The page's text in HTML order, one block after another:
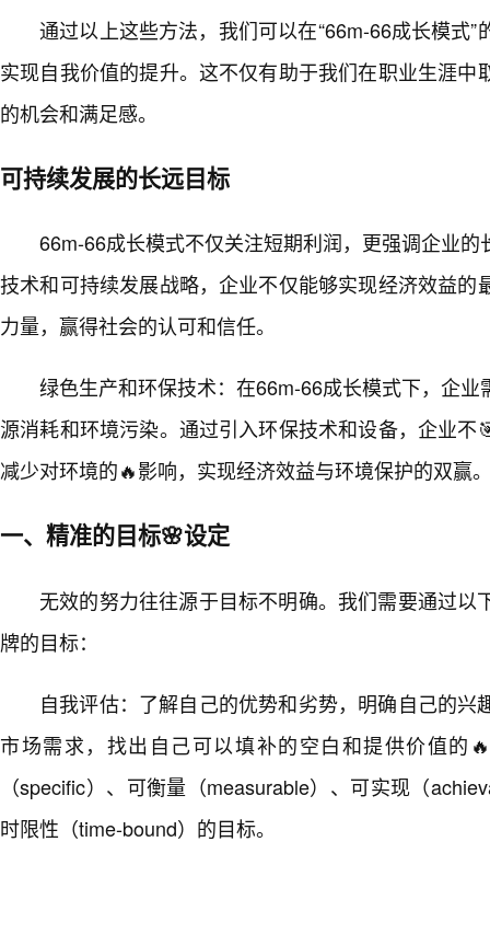
通过以上这些方法，我们可以在“66m-66成长模式
实现自我价值的提升。这不仅有助于我们在职业生涯中
的机会和满足感。
可持续发展的长远目标
66m-66成长模式不仅关注短期利润，更强调企业
技术和可持续发展战略，企业不仅能够实现经济效益的
力量，赢得社会的认可和信任。
绿色生产和环保技术：在66m-66成长模式下，企
源消耗和环境污染。通过引入环保技术和设备，企业不
减少对环境的🔥影响，实现经济效益与环境保护的双赢
一、精准的目标🌸设定
无效的努力往往源于目标不明确。我们需要通过以
牌的目标：
自我评估：了解自己的优势和劣势，明确自己的兴
市场需求，找出自己可以填补的空白和提供价值的
（specific）、可衡量（measurable）、可实现（
时限性（time-bound）的目标。